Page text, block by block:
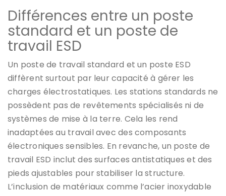
Différences entre un poste
standard et un poste de
travail ESD
Un poste de travail standard et un poste ESD
diffèrent surtout par leur capacité à gérer les
charges électrostatiques. Les stations standards ne
possèdent pas de revêtements spécialisés ni de
systèmes de mise à la terre. Cela les rend
inadaptées au travail avec des composants
électroniques sensibles. En revanche, un poste de
travail ESD inclut des surfaces antistatiques et des
pieds ajustables pour stabiliser la structure.
L’inclusion de matériaux comme l’acier inoxydable